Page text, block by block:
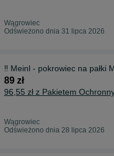
Wągrowiec
Odświeżono dnia 31 lipca 2026
‼️ Meinl - pokrowiec na pałki
89 zł
96,55 zł z Pakietem
Wągrowiec
Odświeżono dnia 28 lipca 2026